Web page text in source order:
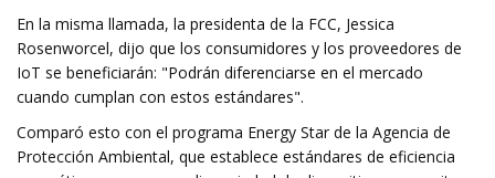
En la misma llamada, la presidenta de la FCC, Jessica
Rosenworcel, dijo que los consumidores y los proveedores de
IoT se beneficiarán: "Podrán diferenciarse en el mercado
cuando cumplan con estos estándares".
Comparó esto con el programa Energy Star de la Agencia de
Protección Ambiental, que establece estándares de eficiencia